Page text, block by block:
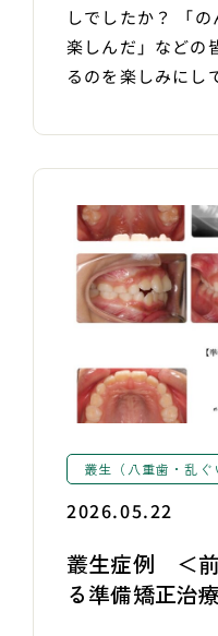
しでしたか？ 「
楽しんだ」などの
るのを楽しみに
叢生（八重歯・乱ぐ
2026.05.22
叢生症例 ＜
る準備矯正治